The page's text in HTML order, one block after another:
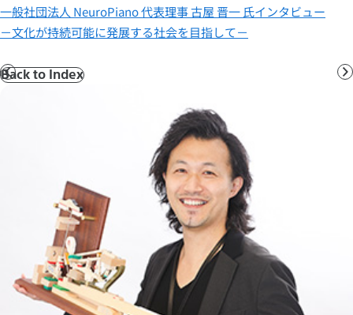
一般社団法人 NeuroPiano 代表理事 古屋 晋一 氏インタビュー
－文化が持続可能に発展する社会を目指して－
前
Back to Index